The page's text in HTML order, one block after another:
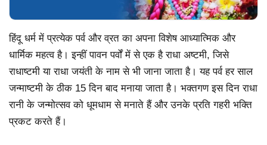
हिंदू धर्म में प्रत्येक पर्व और व्रत का अपना विशेष आध्यात्मिक और
धार्मिक महत्व है। इन्हीं पावन पर्वों में से एक है राधा अष्टमी, जिसे
राधाष्टमी या राधा जयंती के नाम से भी जाना जाता है। यह पर्व हर साल
जन्माष्टमी के ठीक 15 दिन बाद मनाया जाता है। भक्तगण इस दिन राधा
रानी के जन्मोत्सव को धूमधाम से मनाते हैं और उनके प्रति गहरी भक्ति
प्रकट करते हैं।